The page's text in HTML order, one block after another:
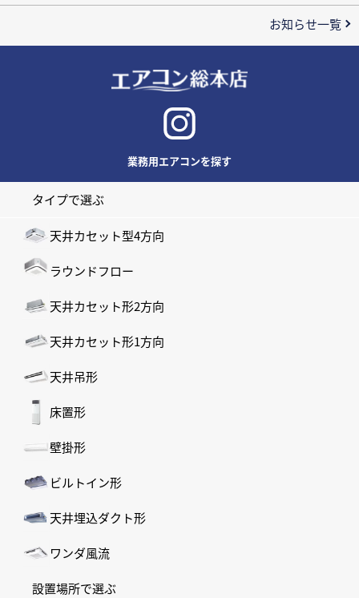
お知らせ一覧
業務用エアコンを探す
タイプで選ぶ
天井カセット型4方向
ラウンドフロー
天井カセット形2方向
天井カセット形1方向
天井吊形
床置形
壁掛形
ビルトイン形
天井埋込ダクト形
ワンダ風流
設置場所で選ぶ